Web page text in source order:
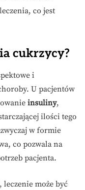
co jest
cukrzycy?
i
U pacjentów
insuliny,
ilości tego
w formie
co pozwala na
pacjenta.
, leczenie może być